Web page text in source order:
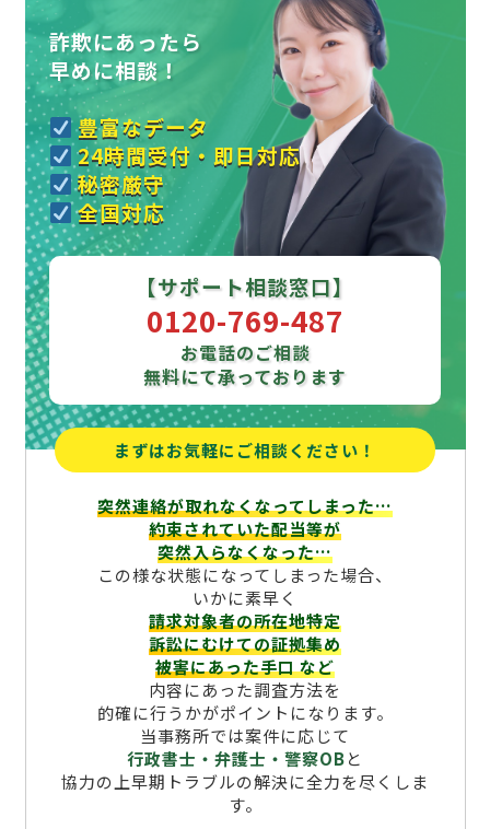
詐欺にあったら
早めに相談！
豊富なデータ
24時間受付・即日対応
秘密厳守
全国対応
【サポート相談窓口】
0120-769-487
お電話のご相談
無料にて承っております
まずはお気軽にご相談ください！
突然連絡が取れなくなってしまった…
約束されていた配当等が
突然入らなくなった…
この様な状態になってしまった場合、
いかに素早く
請求対象者の所在地特定
訴訟にむけての証拠集め
被害にあった手口など
内容にあった調査方法を
的確に行うかがポイントになります。
当事務所では案件に応じて
行政書士・弁護士・警察OBと
協力の上早期トラブルの解決に全力を尽くしま
す。